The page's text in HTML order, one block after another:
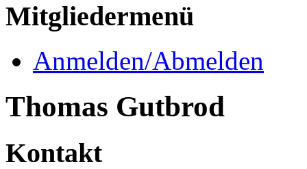
Mitgliedermenü
Anmelden/Abmelden
Thomas Gutbrod
Kontakt